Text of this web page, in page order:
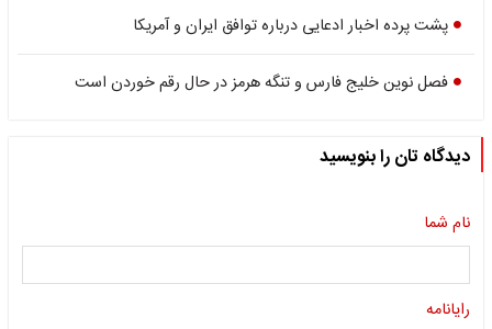
پشت پرده اخبار ادعایی درباره توافق ایران و آمریکا
فصل نوین خلیج فارس و تنگه هرمز در حال رقم خوردن است
دیدگاه تان را بنویسید
نام شما
رایانامه